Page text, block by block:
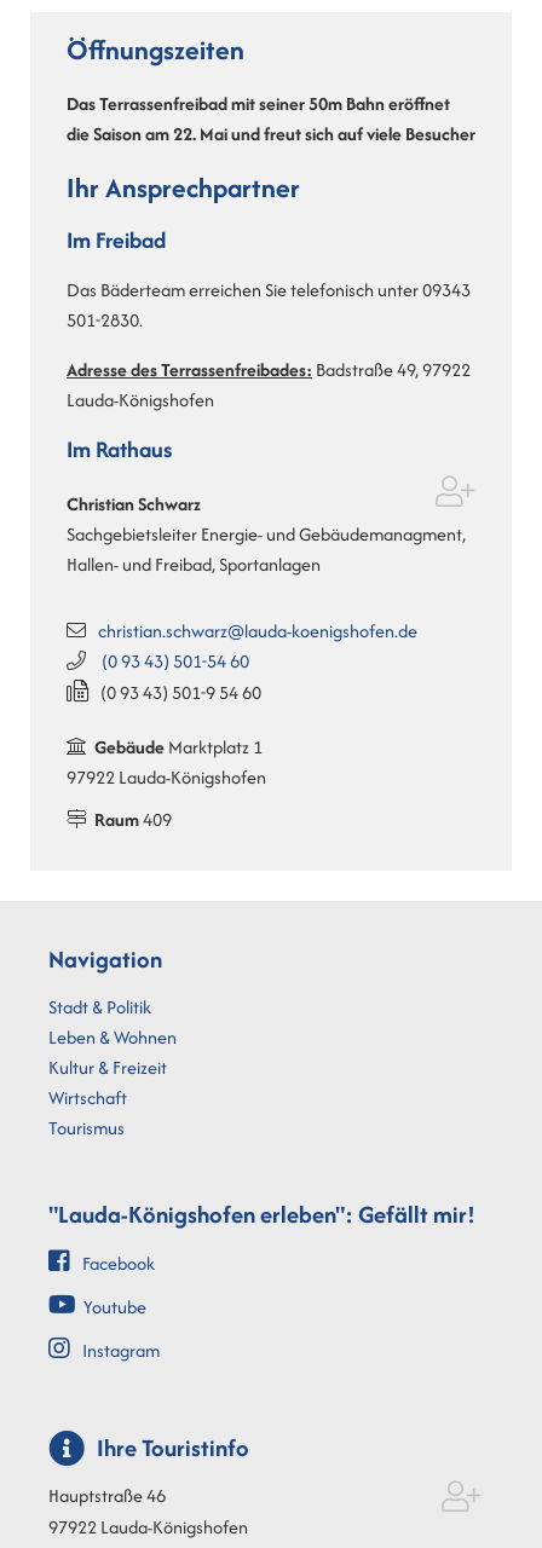
Öffnungszeiten
Das Terrassenfreibad mit seiner 50m Bahn eröffnet
die Saison am 22. Mai und freut sich auf viele Besucher
Ihr Ansprechpartner
Im Freibad
Das Bäderteam erreichen Sie telefonisch unter 09343
501-2830.
Adresse des Terrassenfreibades: Badstraße 49, 97922
Lauda-Königshofen
Im Rathaus
ChristianSchwarz
Sachgebietsleiter Energie- und Gebäudemanagment,
Hallen- und Freibad, Sportanlagen
christian.schwarz@lauda-koenigshofen.de
(09343) 501-5460
(09343) 501-95460
GebäudeMarktplatz 1
97922 Lauda-Königshofen
Raum409
Navigation
Stadt & Politik
Leben & Wohnen
Kultur & Freizeit
Wirtschaft
Tourismus
"Lauda-Königshofen erleben": Gefällt mir!
Facebook
Youtube
Instagram
Ihre Touristinfo
Hauptstraße 46
97922Lauda-Königshofen